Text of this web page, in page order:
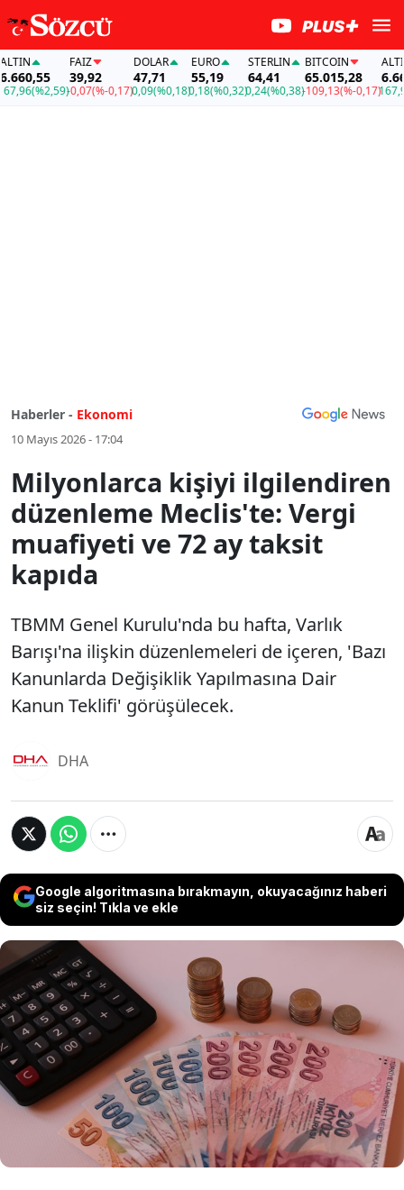
(%2,59)
FAİZ
39,92
-0,07(%-0,17)
DOLAR
47,71
0,09(%0,18)
EURO
55,19
0,18(%0,32)
STERLIN
64,41
0,24(%0,38)
BITCOIN
65.015,28
-109,13(%-0,17)
ALTIN
167,96
Haberler - Ekonomi
10 Mayıs 2026 - 17:04
Milyonlarca kişiyi ilgilendiren
düzenleme Meclis'te: Vergi
muafiyeti ve 72 ay taksit
kapıda
TBMM Genel Kurulu'nda bu hafta, Varlık
Barışı'na ilişkin düzenlemeleri de içeren, 'Bazı
Kanunlarda Değişiklik Yapılmasına Dair
Kanun Teklifi' görüşülecek.
DHA
Google algoritmasına bırakmayın, okuyacağınız haberi
siz seçin! Tıkla ve ekle
TBMM Genel Kurulu'nda bu hafta, Varlık
Barışı'na ilişkin düzenlemeleri de içeren,
'Bazı Kanunlarda Değişiklik Yapılmasına
Dair Kanun Teklifi' görüşülecek.